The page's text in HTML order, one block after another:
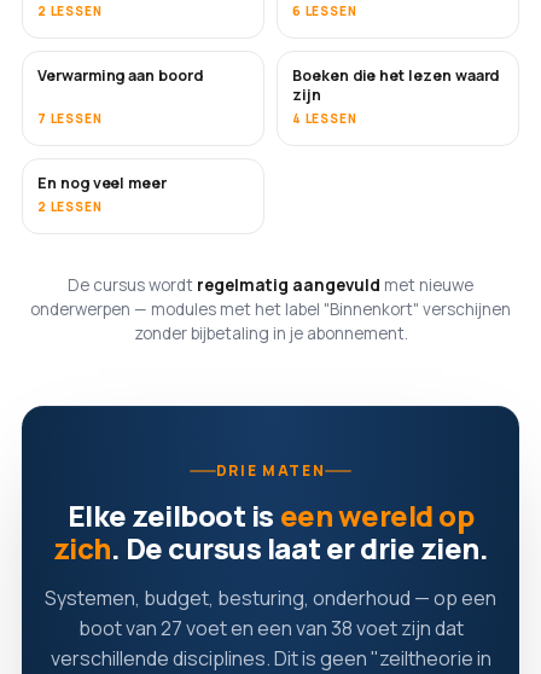
2 LESSEN 6 LESSEN
BINNENKORT
Verwarming aan boord
7 LESSEN
BINNENKORT
Boeken die het lezen waard
zijn
4 LESSEN
BINNENKORT
En nog veel meer
2 LESSEN
De cursus wordt regelmatig aangevuld met nieuwe
onderwerpen — modules met het label "Binnenkort" verschijnen
zonder bijbetaling in je abonnement.
DRIE MATEN
Elke zeilboot is een wereld op
zich. De cursus laat er drie zien.
Systemen, budget, besturing, onderhoud — op een
boot van 27 voet en een van 38 voet zijn dat
verschillende disciplines. Dit is geen "zeiltheorie in